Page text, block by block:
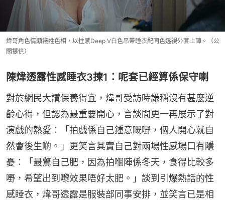
煒哥角色情願犧牲色相，以性感Deep V白色吊帶睡衣配同色透視外套上陣。（公
關提供）
陳煒透露性感睡衣3揀1：呢套已經算係保守喇
對於網民大讚保養得宜，煒哥受訪時謙稱沒有甚麼逆
齡心得，但認為最重要開心，言談間更一再展示了對
演戲的熱愛：「拍戲係自己鍾意嘅嘢，個人開心就自
然會後生啲。」更笑言其實自己對兩場性感場口有隱
憂：「最驚自己肥，因為拍嗰陣係冬天，食得比較多
嘢，希望出到嚟效果唔好太肥。」談到引爆熱話的性
感睡衣，煒哥透露是服裝部同事安排，並笑言已是相